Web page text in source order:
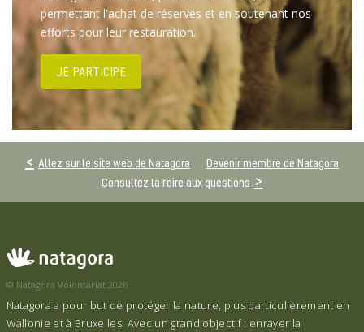
permettant l'achat de réserves et en soutenant nos
efforts pour leur restauration.
JE PARTICIPE
Allez sur le site web de Natagora
Devenir membre de Natagora
Consultez la foire aux questions
© Natagora Volontariat 2026
Natagora a pour but de protéger la nature, plus particulièrement en
Wallonie et à Bruxelles. Avec un grand objectif : enrayer la